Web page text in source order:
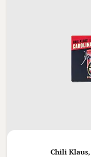
Chili Klaus,